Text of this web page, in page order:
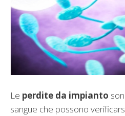
Le perdite da impianto
sangue che possono